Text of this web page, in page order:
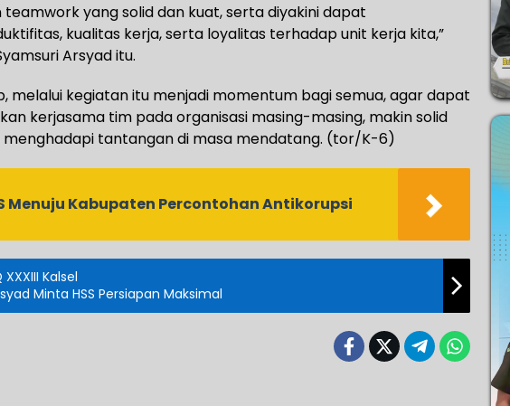
teamwork yang solid dan kuat, serta diyakini dapat
kualitas kerja, serta loyalitas terhadap unit kerja kita,”
Arsyad itu.
melalui kegiatan itu menjadi momentum bagi semua, agar dapat
kerjasama tim pada organisasi masing-masing, makin solid
menghadapi tantangan di masa mendatang. (tor/K-6)
Menuju Kabupaten Percontohan Antikorupsi
Kalsel
Minta HSS Persiapan Maksimal